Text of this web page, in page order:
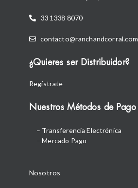
33 1338 8070
contacto@ranchandcorral.com
¿Quieres ser Distribuidor?
Regístrate
Nuestros Métodos de Pago
– Transferencia Electrónica
– Mercado Pago
Nosotros